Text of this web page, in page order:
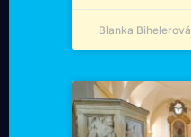
Blanka Bihelerová